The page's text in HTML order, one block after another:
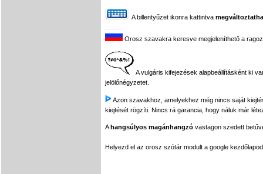
A billentyűzet ikonra kattintva
Orosz szavakra keresve megjeleníthető a
A vulgáris kifejezések alapbeállításként ki
jelölőnégyzetet.
Azon szavakhoz, amelyekhez még nincs saját
kiejtését rögzíti. Nincs rá garancia, hogy náluk már
Ahangsúlyos magánhangzó vastagon szedett
Helyezd el az orosz szótár modult a google